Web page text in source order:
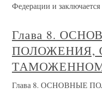
Федерации и
Глава 8.
ПОЛОЖЕНИЯ,
Глава 8. ОСНОВНЫЕ